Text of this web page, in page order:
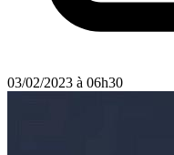
03/02/2023 à 06h30